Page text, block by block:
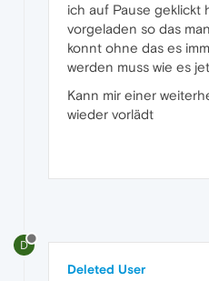
ich auf Pause geklickt
vorgeladen so das
konnt ohne das es
werden muss wie es
Kann mir einer
wieder vorlädt
D
Deleted User